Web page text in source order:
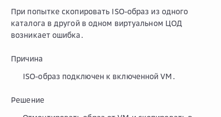
При попытке скопировать ISO-образ из одного
каталога в другой в одном виртуальном ЦОД
возникает ошибка.
Причина
ISO-образ подключен к включенной VM.
Решение